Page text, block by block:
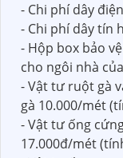
- Chi phí dây
- Chi phí dây tín
- Hộp box bảo
cho ngôi nhà
- Vật tư ruột gà
gà 10.000/mét
- Vật tư ống
17.000đ/mét